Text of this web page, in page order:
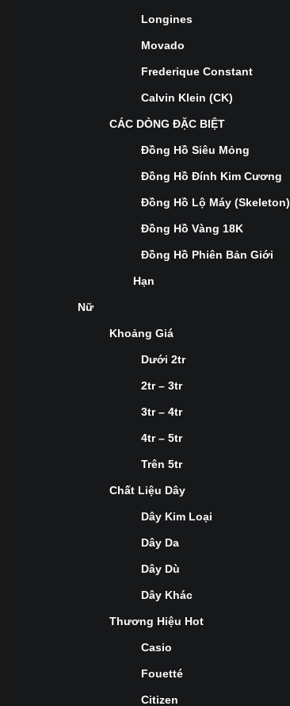
Longines
Movado
Frederique Constant
Calvin Klein (CK)
CÁC DÒNG ĐẶC BIỆT
Đồng Hồ Siêu Mỏng
Đồng Hồ Đính Kim Cương
Đồng Hồ Lộ Máy (Skeleton)
Đồng Hồ Vàng 18K
Đồng Hồ Phiên Bản Giới
Hạn
Nữ
Khoảng Giá
Dưới 2tr
2tr – 3tr
3tr – 4tr
4tr – 5tr
Trên 5tr
Chất Liệu Dây
Dây Kim Loại
Dây Da
Dây Dù
Dây Khác
Thương Hiệu Hot
Casio
Fouetté
Citizen